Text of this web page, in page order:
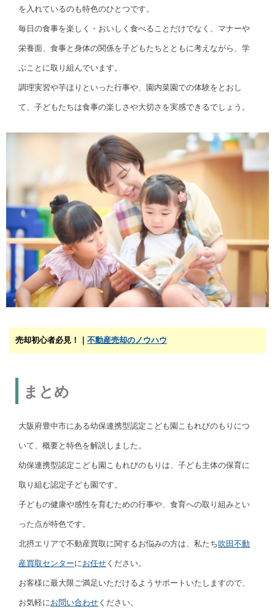
を入れているのも特色のひとつです。
毎日の食事を楽しく・おいしく食べることだけでなく、マナーや
栄養面、食事と身体の関係を子どもたちとともに考えながら、学
ぶことに取り組んでいます。
調理実習や芋ほりといった行事や、園内菜園での体験をとおし
て、子どもたちは食事の楽しさや大切さを実感できるでしょう。
売却初心者必見！｜ 不動産売却のノウハウ
まとめ
大阪府豊中市にある幼保連携型認定こども園こもれびのもりにつ
いて、概要と特色を解説しました。
幼保連携型認定こども園こもれびのもりは、子ども主体の保育に
取り組む認定子ども園です。
子どもの健康や感性を育むための行事や、食育への取り組みとい
った点が特色です。
北摂エリアで不動産買取に関するお悩みの方は、私たち吹田不動
産買取センターにお任せ ください。
お客様に最大限ご満足いただけるようサポートいたしますので、
お気軽にお問い合わせ ください。